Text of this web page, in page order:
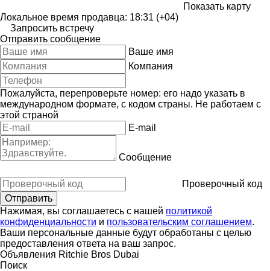
Показать карту
Локальное время продавца: 18:31 (+04)
Запросить встречу
Отправить сообщение
Ваше имя
Компания
Пожалуйста, перепроверьте номер: его надо указать в
международном формате, с кодом страны. Не работаем с
этой страной
E-mail
Сообщение
Проверочный код
Нажимая, вы соглашаетесь с нашей политикой
конфиденциальности и пользовательским соглашением.
Ваши персональные данные будут обработаны с целью
предоставления ответа на ваш запрос.
Объявления Ritchie Bros Dubai
Поиск